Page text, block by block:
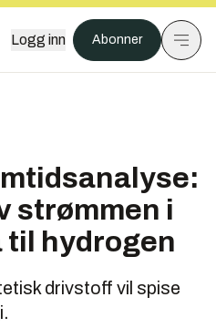
Logg inn Abonner
strømmen i
til hydrogen
drivstoff vil spise